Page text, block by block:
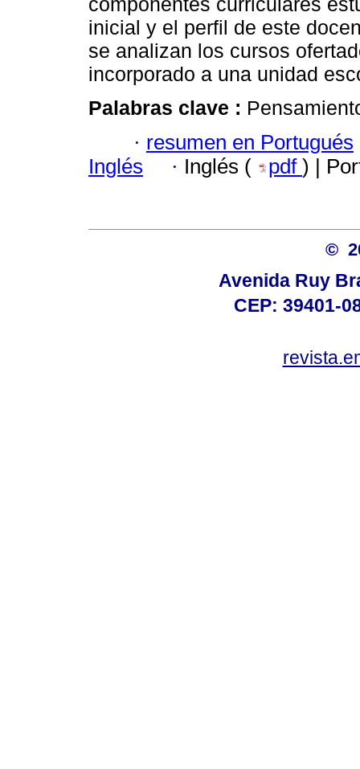
inicial y el perfil de este
se analizan los cursos
incorporado a una unidad
Palabras clave :
· resumen en Portugués
Inglés
· Inglés ( pdf ) |
©
Avenida Ruy
CEP: 39401-